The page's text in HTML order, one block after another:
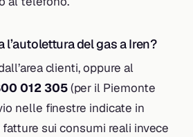
del gas a Iren?
clienti, oppure al
012 305(per il Piemonte
nelle finestre indicate in
sui consumi reali invece